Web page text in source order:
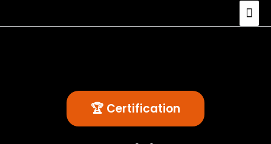
🏆 Certification